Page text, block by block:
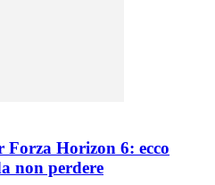
Forza Horizon 6: ecco
non perdere